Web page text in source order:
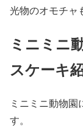
光物のオモチャ
ミニミニ
スケーキ
ミニミニ動物園
す。